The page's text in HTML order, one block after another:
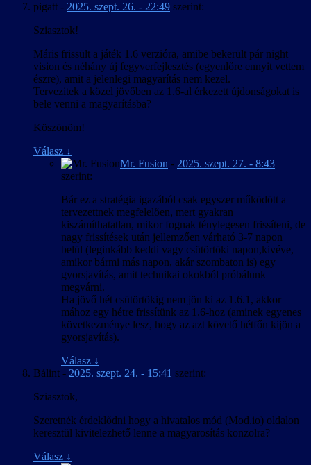
pigatt - 2025. szept. 26. - 22:49 szerint:
Sziasztok!
Máris frissült a játék 1.6 verzióra, amibe bekerült pár night
vision és néhány új fegyverfejlesztés (egyenlőre ennyit vettem
észre), amit a jelenlegi magyarítás nem kezel.
Tervezitek a közel jövőben az 1.6-al érkezett újdonságokat is
bele venni a magyarításba?
Köszönöm!
Válasz ↓
Mr. Fusion - 2025. szept. 27. - 8:43
szerint:
Bár ez a stratégia igazából csak egyszer működött a
tervezettnek megfelelően, mert gyakran
kiszámíthatatlan, mikor fognak ténylegesen frissíteni, de
nagy frissítések után jellemzően várható 3-7 napon
belül (leginkább keddi vagy csütörtöki napon,kivéve,
amikor bármi más napon, akár szombaton is) egy
gyorsjavítás, amit technikai okokból próbálunk
megvárni.
Ha jövő hét csütörtökig nem jön ki az 1.6.1, akkor
mához egy hétre frissítünk az 1.6-hoz (aminek egyenes
következménye lesz, hogy az azt követő hétfőn kijön a
gyorsjavítás).
Válasz ↓
Bálint - 2025. szept. 24. - 15:41 szerint:
Sziasztok,
Szeretnék érdeklődni hogy a hivatalos mód (Mod.io) oldalon
keresztül kivitelezhető lenne a magyarosítás konzolra?
Válasz ↓